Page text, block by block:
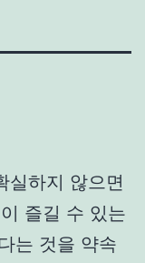
실하지 않으면
즐길 수 있는
는 것을 약속